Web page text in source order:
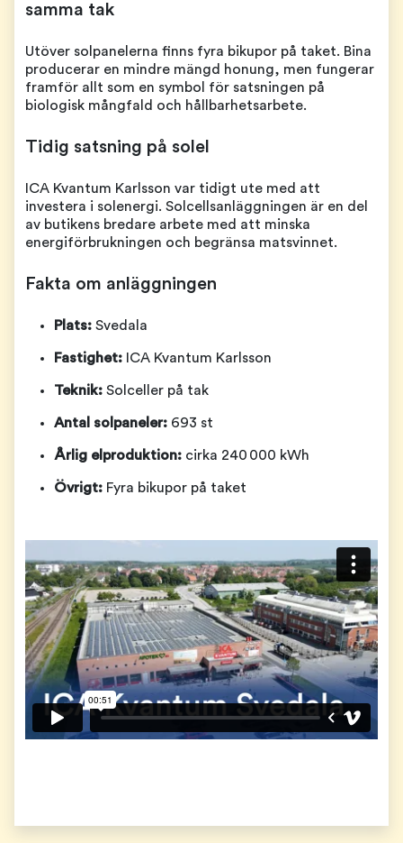
samma tak
Utöver solpanelerna finns fyra bikupor på taket. Bina
producerar en mindre mängd honung, men fungerar
framför allt som en symbol för satsningen på
biologisk mångfald och hållbarhetsarbete.
Tidig satsning på solel
ICA Kvantum Karlsson var tidigt ute med att
investera i solenergi. Solcellsanläggningen är en del
av butikens bredare arbete med att minska
energiförbrukningen och begränsa matsvinnet.
Fakta om anläggningen
Plats: Svedala
Fastighet: ICA Kvantum Karlsson
Teknik: Solceller på tak
Antal solpaneler: 693 st
Årlig elproduktion: cirka 240 000 kWh
Övrigt: Fyra bikupor på taket